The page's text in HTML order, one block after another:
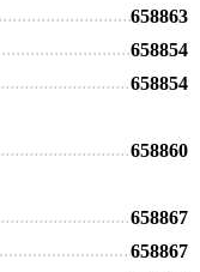
658863
658854
658854
658860
658867
658867